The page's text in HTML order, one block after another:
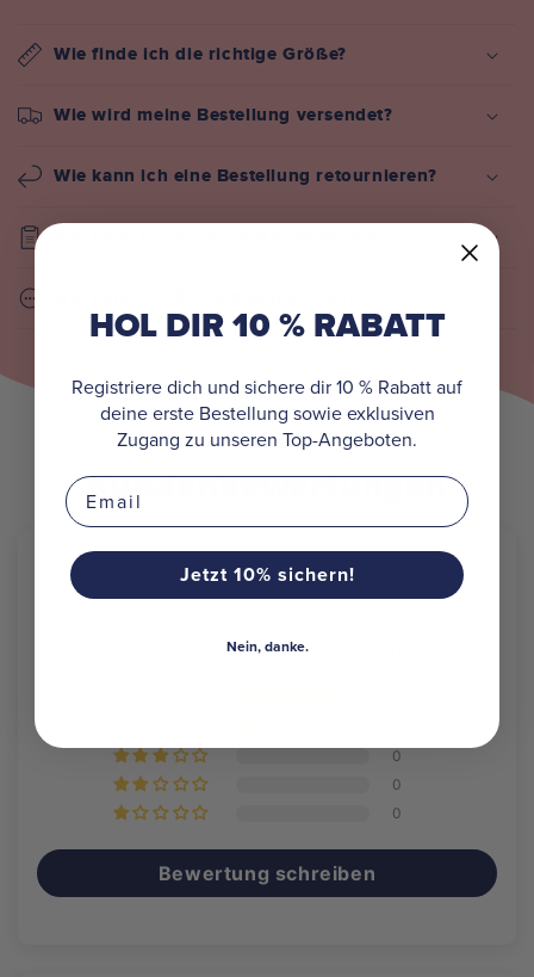
Wie finde ich die richtige Größe?
Wie wird meine Bestellung versendet?
Wie kann ich eine Bestellung retournieren?
Kundenbewertungen
_
Basierend auf 5 Bewertungen
0
0
0
Bewertung schreiben
HOL DIR 10 % RABATT
Registriere dich und sichere dir 10 % Rabatt auf
deine erste Bestellung sowie exklusiven
Zugang zu unseren Top-Angeboten.
Email
Jetzt 10% sichern!
Nein, danke.